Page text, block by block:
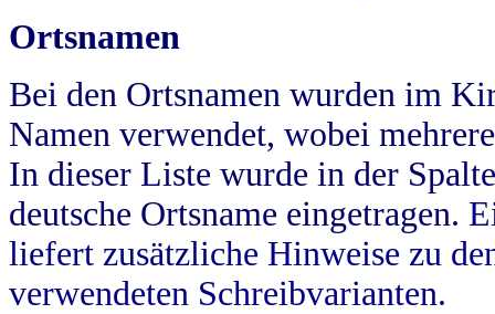
Ortsnamen
Bei den Ortsnamen wurden im
Namen verwendet, wobei
In dieser Liste wurde in der
deutsche Ortsname eingetragen.
liefert zusätzliche Hinweise zu
verwendeten Schreibvarianten.